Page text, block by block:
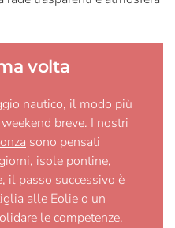
volta
nautico, il modo più
breve. I nostri
sono pensati
isole pontine,
il passo successivo è
alle Eolie o un
le competenze.